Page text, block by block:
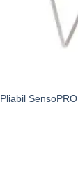
SensoPRO